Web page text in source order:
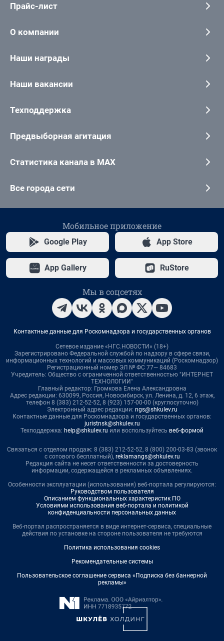
Прайс-лист
О компании
Наши награды
Наши вакансии
Техподдержка
Предвыборная агитация
Статистика канала в MAX
Все города сети
Мобильное приложение
Google Play App Store
App Gallery RuStore
Мы в соцсетях
Контактные данные для Роскомнадзора и государственных органов
Сетевое издание «НГС.НОВОСТИ» (18+)
Зарегистрировано Федеральной службой по надзору в сфере связи,
информационных технологий и массовых коммуникаций (Роскомнадзор)
Регистрационный номер ЭЛ № ФС 77— 84683
Учредитель: Общество с ограниченной ответственностью "ИНТЕРНЕТ
ТЕХНОЛОГИИ"
Главный редактор: Громкова Елена Александровна
Адрес редакции: 630099, Россия, Новосибирск, ул. Ленина, д. 12, 6 этаж,
телефон 8 (383) 212-52-52, 8 (923) 157-00-00 (круглосуточно)
Электронный адрес редакции: ngs@shkulev.ru
Контактные данные для Роскомнадзора и государственных органов:
juristnsk@shkulev.ru
Техподдержка: help@shkulev.ru или воспользуйтесь веб-формой
Связаться с отделом продаж: 8 (383) 212-52-52, 8 (800) 200-03-83 (звонок
с сотового бесплатный), reklamangs@shkulev.ru
Редакция сайта не несет ответственности за достоверность
информации, содержащейся в рекламных объявлениях.
Особенности эксплуатации (использования) веб-портала регулируются:
Руководством пользователя
Описанием функциональных характеристик ПО
Условиями использования веб-портала и политикой
конфиденциальности персональных данных
Веб-портал распространяется в виде интернет-сервиса, специальные
действия по установке на стороне пользователя не требуются
Политика использования cookies
Рекомендательные системы
Пользовательское соглашение сервиса «Подписка без баннерной
рекламы»